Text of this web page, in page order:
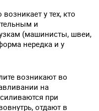
у тех, кто
и
(машинисты, швеи,
нередка и у
возникают во
на
при
отдают в